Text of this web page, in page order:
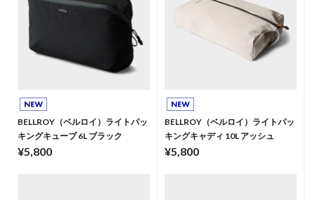
BELLROY（ベルロイ）ライトパッ
キングキューブ 6L ブラック
¥5,800
BELLROY（ベルロイ）ライトパッ
キングキャディ 10L アッシュ
¥5,800